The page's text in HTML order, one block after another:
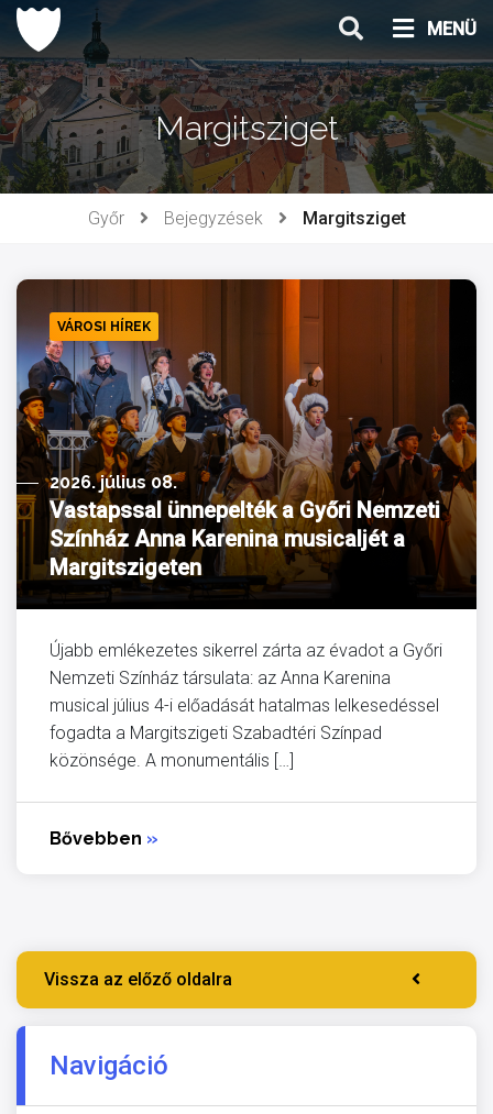
Ugrás
tartalomhoz
MENÜ
Margitsziget
Győr Bejegyzések Margitsziget
VÁROSI HÍREK
2026. július 08.
Vastapssal ünnepelték a Győri Nemzeti
Színház Anna Karenina musicaljét a
Margitszigeten
Újabb emlékezetes sikerrel zárta az évadot a Győri
Nemzeti Színház társulata: az Anna Karenina
musical július 4-i előadását hatalmas lelkesedéssel
fogadta a Margitszigeti Szabadtéri Színpad
közönsége. A monumentális […]
Bővebben »
Vissza az előző oldalra
Navigáció